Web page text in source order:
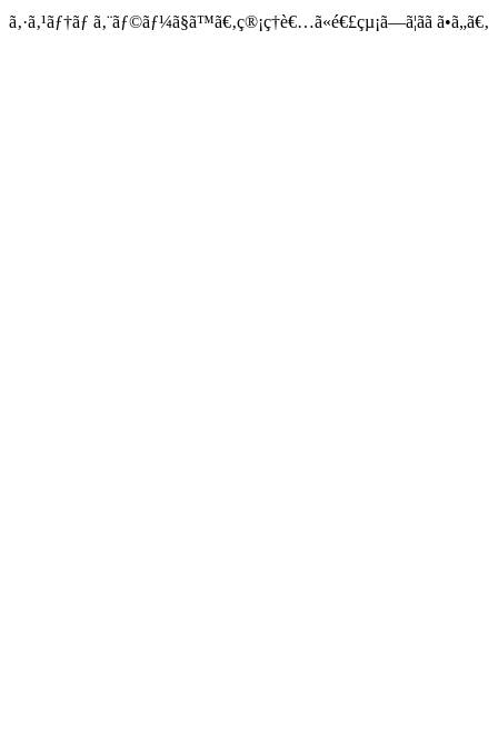
ã‚·ã‚¹ãƒ†ãƒ ã‚¨ãƒ©ãƒ¼ã§ã™ã€‚ç®¡ç†è€…ã«é€£çµ¡ã—ã¦ãã ã•ã„ã€‚